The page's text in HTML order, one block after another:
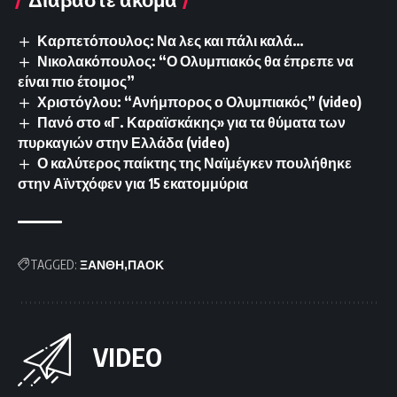
Καρπετόπουλος: Να λες και πάλι καλά…
Νικολακόπουλος: “Ο Ολυμπιακός θα έπρεπε να
είναι πιο έτοιμος”
Χριστόγλου: “Ανήμπορος ο Ολυμπιακός” (video)
Πανό στο «Γ. Καραϊσκάκης» για τα θύματα των
πυρκαγιών στην Ελλάδα (video)
Ο καλύτερος παίκτης της Ναϊμέγκεν πουλήθηκε
στην Αϊντχόφεν για 15 εκατομμύρια
TAGGED: ΞΑΝΘΗ ΠΑΟΚ
VIDEO